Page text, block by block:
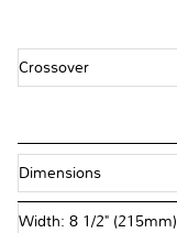
Crossover
Dimensions
Width: 8 1/2" (215mm)